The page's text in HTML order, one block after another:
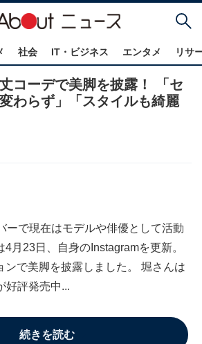
社会 IT・ビジネス エンタメ リサ
コーデで美脚を披露！ 「セ
わらず」「スタイルも綺麗
ーで現在はモデルや俳優として活動
月23日、自身のInstagramを更新。
ンで美脚を披露しました。 堀さんは
好評発売中...
続きを読む